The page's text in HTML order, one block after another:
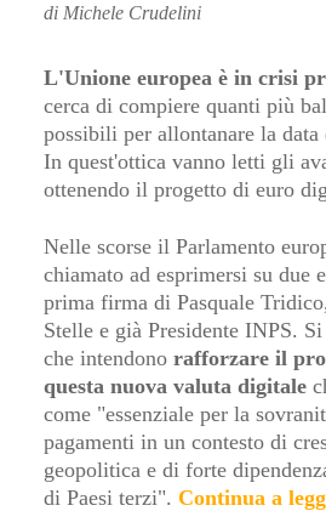
di Michele Crudelini
L'Unione europea è in crisi
cerca di compiere quanti più
possibili per allontanare la data
In quest'ottica vanno letti gli
ottenendo il progetto di euro
Nelle scorse il Parlamento
chiamato ad esprimersi su due
prima firma di Pasquale
Stelle e già Presidente INPS.
che intendono rafforzare il
questa nuova valuta digitale
come "essenziale per la
pagamenti in un contesto di
geopolitica e di forte
di Paesi terzi". Continua a